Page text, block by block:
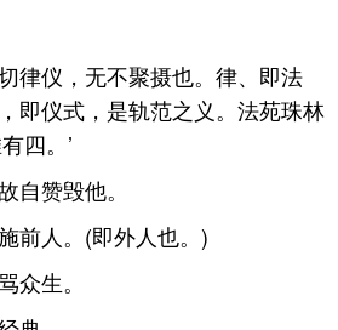
律仪，无不聚摄也。律、即法
即仪式，是轨范之义。法苑珠林
四。’
自赞毁他。
前人。(即外人也。)
众生。